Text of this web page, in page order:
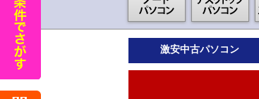
激安中古パソコン